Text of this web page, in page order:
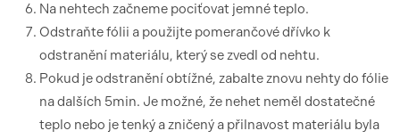
Na nehtech začneme pociťovat jemné teplo.
Odstraňte fólii a použijte pomerančové dřívko k
odstranění materiálu, který se zvedl od nehtu.
Pokud je odstranění obtížné, zabalte znovu nehty do fólie
na dalších 5min. Je možné, že nehet neměl dostatečné
teplo nebo je tenký a zničený a přilnavost materiálu byla